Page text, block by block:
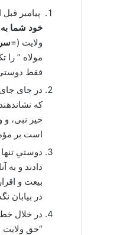
پیامبر
خود شما
ولایت (=
مولاه ” را
فقط
در جای جای
که
خیر نبی،
است بر
دوستیِ تنها
دادند و به
بیعت و
در بیابان
در خلال
“حق